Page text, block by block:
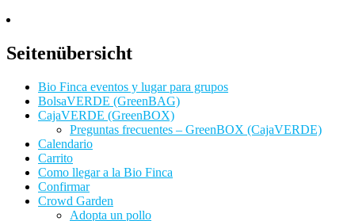
Seitenübersicht
Bio Finca eventos y lugar para grupos
BolsaVERDE (GreenBAG)
CajaVERDE (GreenBOX)
Preguntas frecuentes – GreenBOX (CajaVERDE)
Calendario
Carrito
Como llegar a la Bio Finca
Confirmar
Crowd Garden
Adopta un pollo